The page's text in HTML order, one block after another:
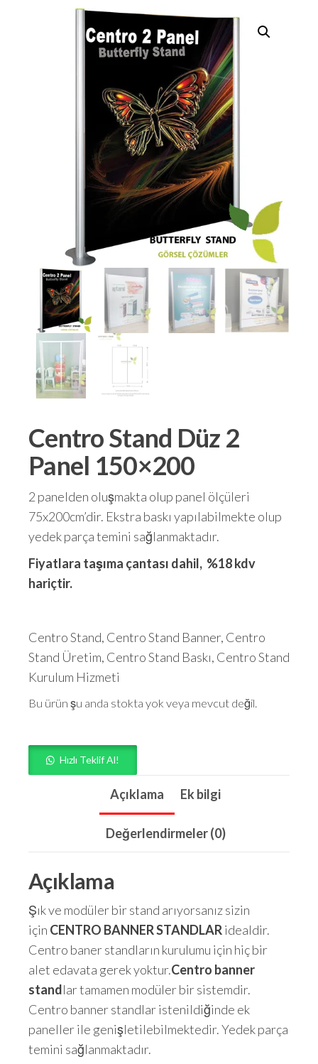
Centro Stand Düz 2
Panel 150×200
2 panelden oluşmakta olup panel ölçüleri
75x200cm’dir. Ekstra baskı yapılabilmekte olup
yedek parça temini sağlanmaktadır.
Fiyatlara taşıma çantası dahil, %18 kdv
hariçtir.
Centro Stand, Centro Stand Banner, Centro
Stand Üretim, Centro Stand Baskı, Centro Stand
Kurulum Hizmeti
Bu ürün şu anda stokta yok veya mevcut değil.
Hızlı Teklif Al!
Açıklama Ek bilgi
Değerlendirmeler (0)
Açıklama
Şık ve modüler bir stand arıyorsanız sizin
için CENTRO BANNER STANDLARidealdir.
Centro baner standların kurulumu için hiç bir
alet edavata gerek yoktur.Centro banner
standlar tamamen modüler bir sistemdir.
Centro banner standlar istenildiğinde ek
paneller ile genişletilebilmektedir. Yedek parça
temini sağlanmaktadır.